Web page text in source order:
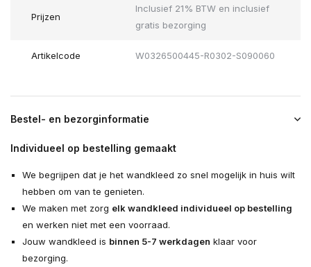
Prijzen
Inclusief 21% BTW en inclusief
gratis bezorging
Artikelcode W0326500445-R0302-S090060
Bestel- en bezorginformatie
Individueel op bestelling gemaakt
We begrijpen dat je het wandkleed zo snel mogelijk in huis wilt
hebben om van te genieten.
We maken met zorg elk wandkleed individueel op bestelling
en werken niet met een voorraad.
Jouw wandkleed is binnen 5-7 werkdagen klaar voor
bezorging.